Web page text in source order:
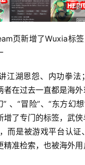
页新增了Wuxia标
江湖恩怨、内功拳法
者在过去一直都是海
、“冒险”、“东方幻
了专门的标签，武
而是被游戏平台认证
精准检索，也被海外